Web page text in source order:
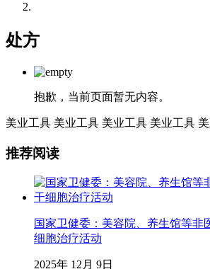
处方
抱歉，当前页面暂无内容。
美业工具 美业工具 美业工具 美业工具
推荐阅读
国家卫健委：美容院、养生馆等非
细胞治疗活动
2025年 12月 9日